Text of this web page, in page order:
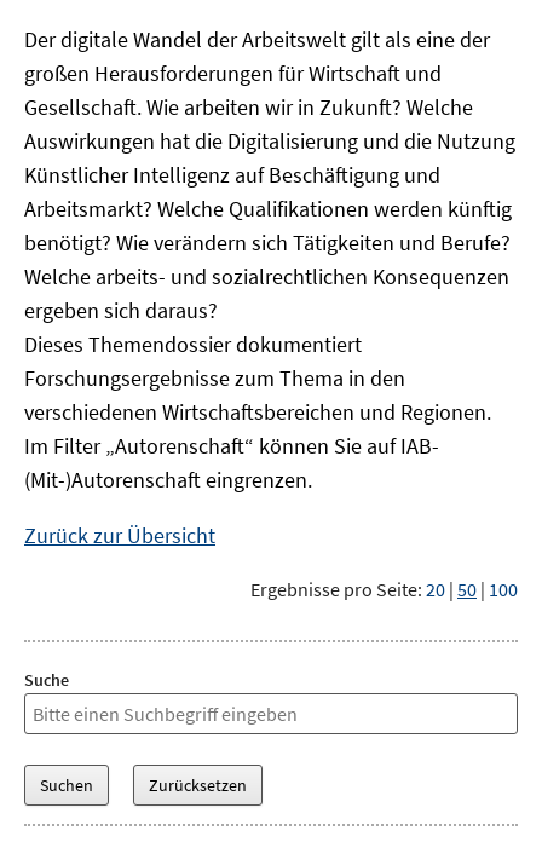
Der digitale Wandel der Arbeitswelt gilt als eine der
großen Herausforderungen für Wirtschaft und
Gesellschaft. Wie arbeiten wir in Zukunft? Welche
Auswirkungen hat die Digitalisierung und die Nutzung
Künstlicher Intelligenz auf Beschäftigung und
Arbeitsmarkt? Welche Qualifikationen werden künftig
benötigt? Wie verändern sich Tätigkeiten und Berufe?
Welche arbeits- und sozialrechtlichen Konsequenzen
ergeben sich daraus?
Dieses Themendossier dokumentiert
Forschungsergebnisse zum Thema in den
verschiedenen Wirtschaftsbereichen und Regionen.
Im Filter „Autorenschaft“ können Sie auf IAB-
(Mit-)Autorenschaft eingrenzen.
Zurück zur Übersicht
Ergebnisse pro Seite: 20 | 50 | 100
Suche